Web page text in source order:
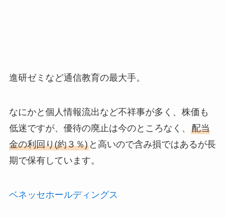
進研ゼミなど通信教育の最大手。
なにかと個人情報流出など不祥事が多く、株価も
低迷ですが、優待の廃止は今のところなく、 配当
金の利回り(約３％)と高いので含み損ではあるが長
期で保有しています。
ベネッセホールディングス